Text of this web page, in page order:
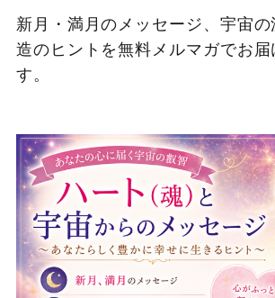
新月・満月のメッセージ、宇宙
造のヒントを無料メルマガでお届
す。